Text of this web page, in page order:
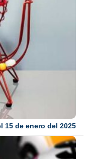
15 de enero del 2025